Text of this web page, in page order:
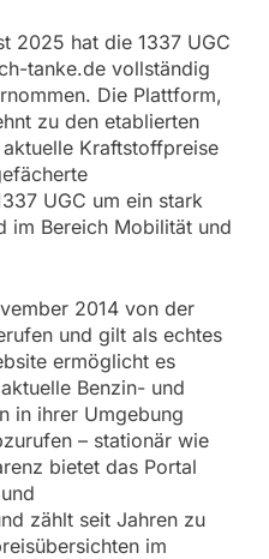
2025 hat die 1337 UGC
tanke.de vollständig
Die Plattform,
zu den etablierten
Kraftstoffpreise
UGC um ein stark
im Bereich Mobilität und
2014 von der
und gilt als echtes
ermöglicht es
Benzin- und
in ihrer Umgebung
– stationär wie
bietet das Portal
zählt seit Jahren zu
im